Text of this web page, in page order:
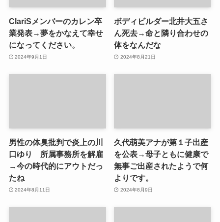
ClariSメンバーのカレン卒
業発表→夢をかなえて幸せ
になってください。
2024年9月1日
ボディビルダー北井大五さ
ん死去→命と隣り合わせの
体をなんだな
2024年8月21日
男性の体臭批判で炎上の川
口ゆり 所属事務所を解雇
→今の時代的にアウトだっ
たね
2024年8月11日
久代萌美アナが第１子出産
を公表→母子ともに健康で
無事ご出産されたようで何
よりです。
2024年8月9日